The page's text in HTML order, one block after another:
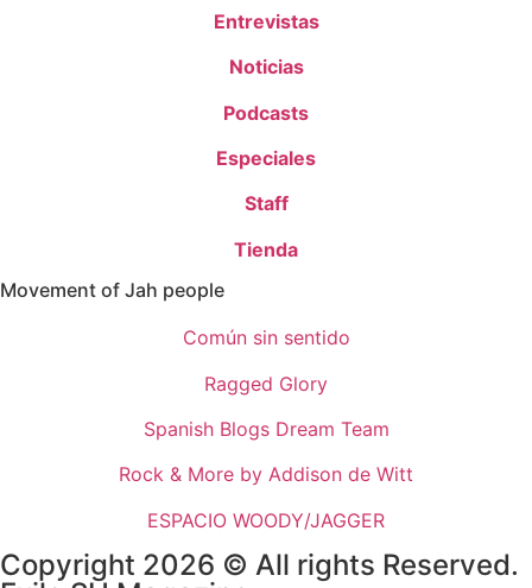
Entrevistas
Noticias
Podcasts
Especiales
Staff
Tienda
Movement of Jah people
Común sin sentido
Ragged Glory
Spanish Blogs Dream Team
Rock & More by Addison de Witt
ESPACIO WOODY/JAGGER
Copyright 2026 © All rights Reserved.